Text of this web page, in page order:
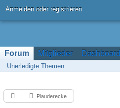
Anmelden oder registrieren
Forum Mitglieder Dashboard
Unerledigte Themen
Plauderecke